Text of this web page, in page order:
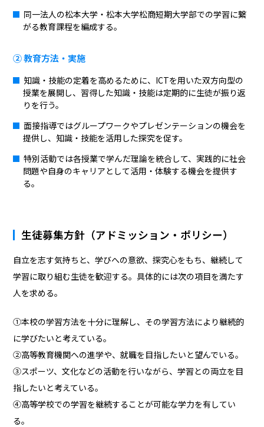
同一法人の松本大学・松本大学松商短期大学部での学習に繋
がる教育課程を編成する。
② 教育方法・実施
知識・技能の定着を高めるために、ICTを用いた双方向型の
授業を展開し、習得した知識・技能は定期的に生徒が振り返
りを行う。
面接指導ではグループワークやプレゼンテーションの機会を
提供し、知識・技能を活用した探究を促す。
特別活動では各授業で学んだ理論を統合して、実践的に社会
問題や自身のキャリアとして活用・体験する機会を提供す
る。
生徒募集方針（アドミッション・ポリシー）
自立を志す気持ちと、学びへの意欲、探究心をもち、継続して
学習に取り組む生徒を歓迎する。具体的には次の項目を満たす
人を求める。
①本校の学習方法を十分に理解し、その学習方法により継続的
に学びたいと考えている。
②高等教育機関への進学や、就職を目指したいと望んでいる。
③スポーツ、文化などの活動を行いながら、学習との両立を目
指したいと考えている。
④高等学校での学習を継続することが可能な学力を有してい
る。